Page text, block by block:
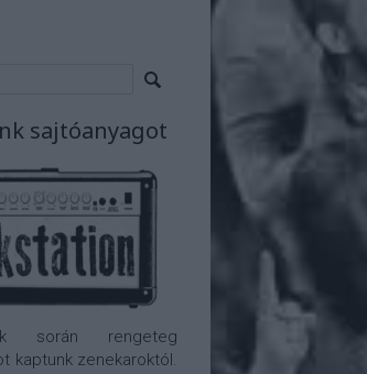
sajtóanyagot
során rengeteg
kaptunk zenekaroktól.